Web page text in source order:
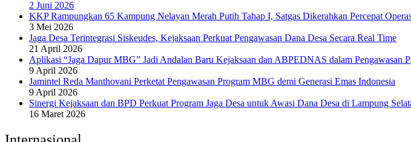
2 Juni 2026
KKP Rampungkan 65 Kampung Nelayan Merah Putih Tahap I, Satgas Dikerahkan Percepat
3 Mei 2026
Jaga Desa Terintegrasi Siskeudes, Kejaksaan Perkuat Pengawasan Dana Desa Secara Real Time
21 April 2026
Aplikasi “Jaga Dapur MBG” Jadi Andalan Baru Kejaksaan dan ABPEDNAS dalam Pengawasan
9 April 2026
Jamintel Reda Manthovani Perketat Pengawasan Program MBG demi Generasi Emas Indonesia
9 April 2026
Sinergi Kejaksaan dan BPD Perkuat Program Jaga Desa untuk Awasi Dana Desa di Lampung
16 Maret 2026